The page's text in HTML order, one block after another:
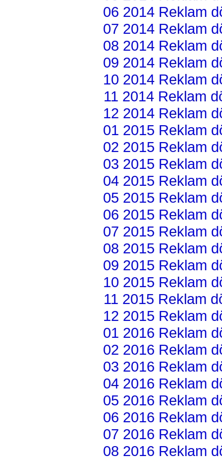
06 2014 Reklam
07 2014 Reklam
08 2014 Reklam
09 2014 Reklam
10 2014 Reklam
11 2014 Reklam
12 2014 Reklam
01 2015 Reklam
02 2015 Reklam
03 2015 Reklam
04 2015 Reklam
05 2015 Reklam
06 2015 Reklam
07 2015 Reklam
08 2015 Reklam
09 2015 Reklam
10 2015 Reklam
11 2015 Reklam
12 2015 Reklam
01 2016 Reklam
02 2016 Reklam
03 2016 Reklam
04 2016 Reklam
05 2016 Reklam
06 2016 Reklam
07 2016 Reklam
08 2016 Reklam